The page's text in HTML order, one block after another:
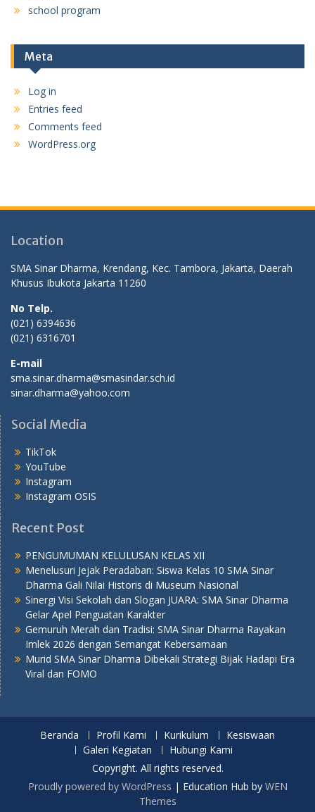
school program
Meta
Log in
Entries feed
Comments feed
WordPress.org
Location
SMA Sinar Dharma, Krendang, Kec. Tambora, Jakarta, Daerah
Khusus Ibukota Jakarta 11260
No Telp.
(021) 6394636
(021) 6316701
E-mail
sma.sinar.dharma@smasindar.sch.id
sinar.dharma@yahoo.com
Social Media
TikTok
YouTube
Instagram
Instagram OSIS
Recent Post
PENGUMUMAN KELULUSAN KELAS XII
Menelusuri Jejak Peradaban: Siswa Kelas 10 SMA Sinar
Dharma Gali Nilai Historis di Museum Nasional
Sinergi Visi Sekolah dan Slogan JUARA: SMA Sinar Dharma
Gelar Apel Penguatan Karakter
Gemuruh Merah dan Tradisi: SMA Sinar Dharma Rayakan
Imlek 2026 dengan Semangat Kebersamaan
Murid SMA Sinar Dharma Dibekali Strategi Bijak Hadapi Era
Viral dan FOMO
Beranda Profil Kami Kurikulum
Kesiswaan
Galeri Kegiatan
Hubungi Kami
Copyright. All rights reserved.
Proudly powered by WordPress | Education Hub by WEN
Themes